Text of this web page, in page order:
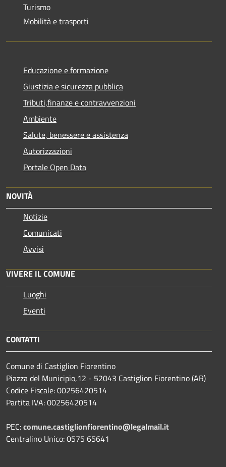
Turismo
Mobilità e trasporti
Educazione e formazione
Giustizia e sicurezza pubblica
Tributi,finanze e contravvenzioni
Ambiente
Salute, benessere e assistenza
Autorizzazioni
Portale Open Data
NOVITÀ
Notizie
Comunicati
Avvisi
VIVERE IL COMUNE
Luoghi
Eventi
CONTATTI
Comune di Castiglion Fiorentino
Piazza del Municipio,12 - 52043 Castiglion Fiorentino (AR)
Codice Fiscale: 00256420514
Partita IVA: 00256420514
PEC:comune.castiglionfiorentino@legalmail.it
Centralino Unico: 0575 65641